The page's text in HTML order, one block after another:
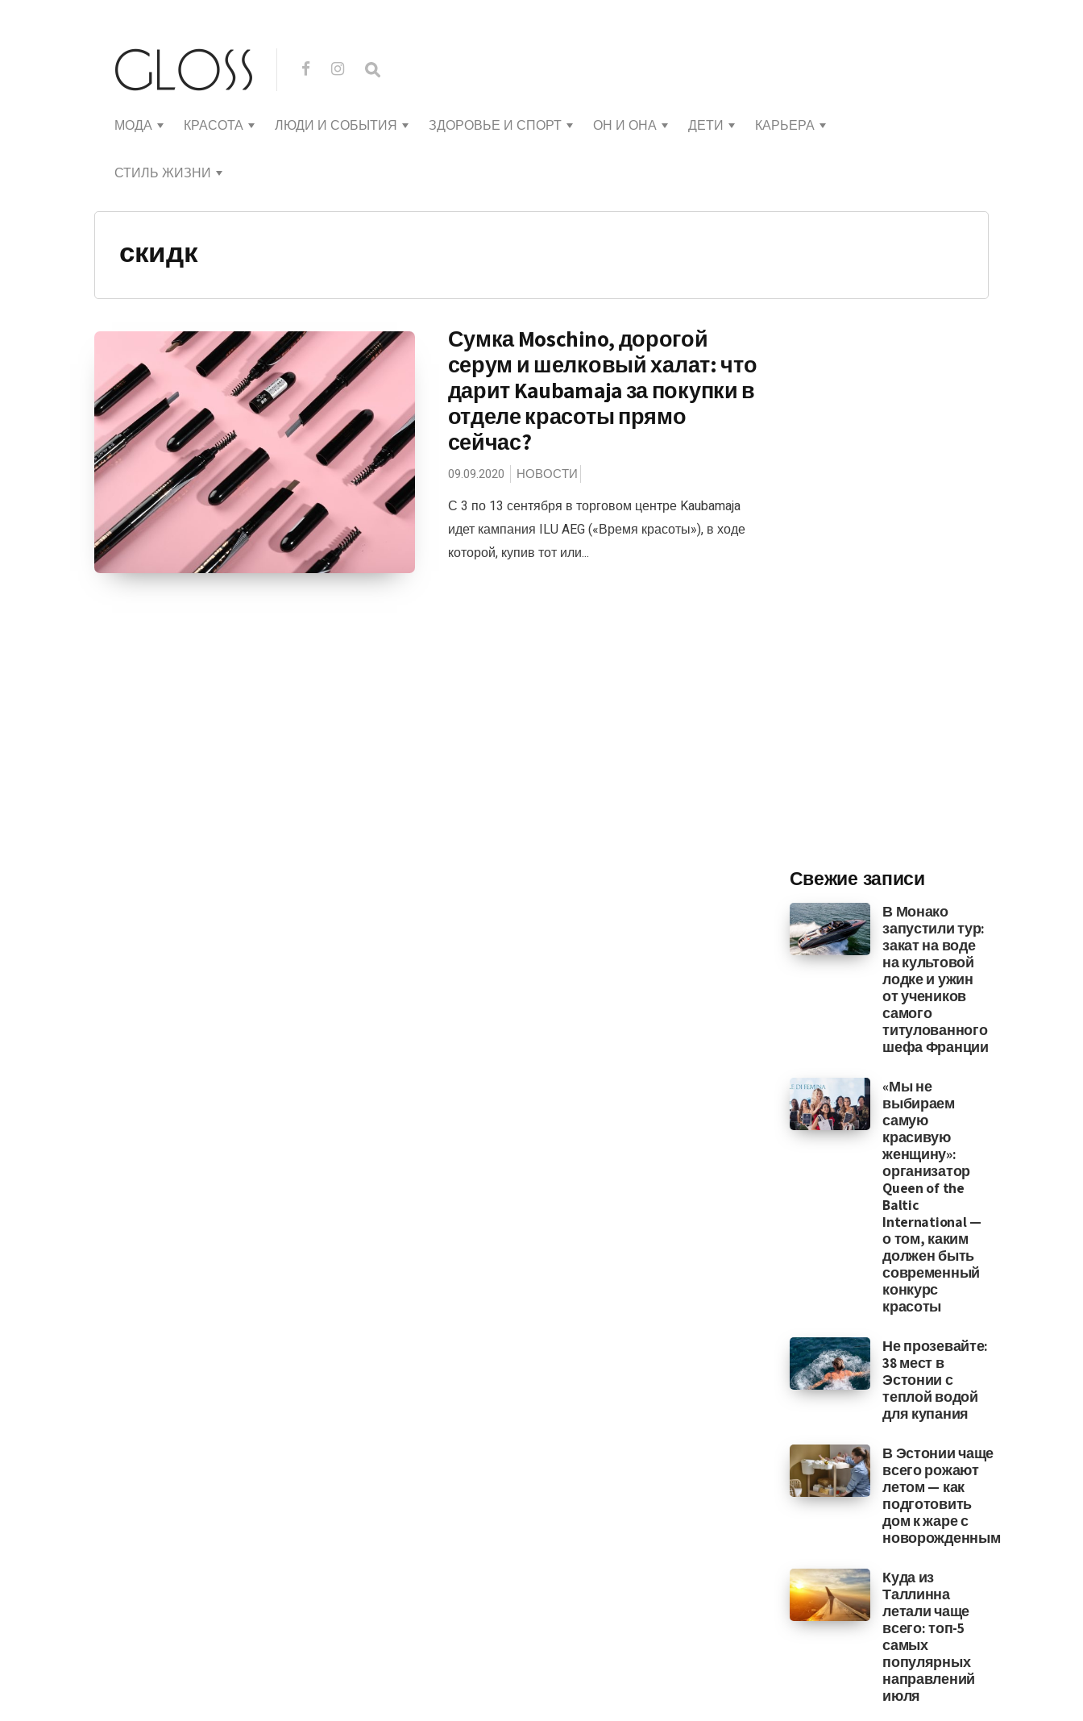
МОДА КРАСОТА ЛЮДИ И СОБЫТИЯ ЗДОРОВЬЕ И СПОРТ ОН И ОНА ДЕТИ КАРЬЕРА
СТИЛЬ ЖИЗНИ
скидк
Сумка Moschino, дорогой
серум и шелковый халат: что
дарит Kaubamaja за покупки в
отделе красоты прямо
сейчас?
09.09.2020 НОВОСТИ
С 3 по 13 сентября в торговом центре Kaubamaja
идет кампания ILU AEG («Время красоты»), в ходе
которой, купив тот или...
Свежие записи
В Монако
запустили тур:
закат на воде
на культовой
лодке и ужин
от учеников
самого
титулованного
шефа Франции
«Мы не
выбираем
самую
красивую
женщину»:
организатор
Queen of the
Baltic
International —
о том, каким
должен быть
современный
конкурс
красоты
Не прозевайте:
38 мест в
Эстонии с
теплой водой
для купания
В Эстонии чаще
всего рожают
летом — как
подготовить
дом к жаре с
новорожденным
Куда из
Таллинна
летали чаще
всего: топ-5
самых
популярных
направлений
июля